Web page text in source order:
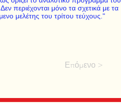
περιέχονται μόνο τα σχετικά με τα
μελέτης του τρίτου τεύχους."
Επόμενο >